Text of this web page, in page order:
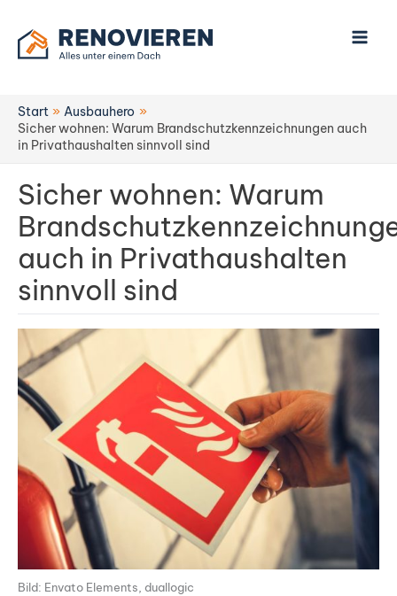
Inhalt
springen
Start
Ausbauhero
Sicher wohnen: Warum Brandschutzkennzeichnungen auch
in Privathaushalten sinnvoll sind
Sicher wohnen: Warum
auch in Privathaushalten
sinnvoll sind
Bild: Envato Elements, duallogic